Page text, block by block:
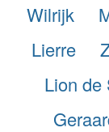
Wilrijk
Lierre
Lion de